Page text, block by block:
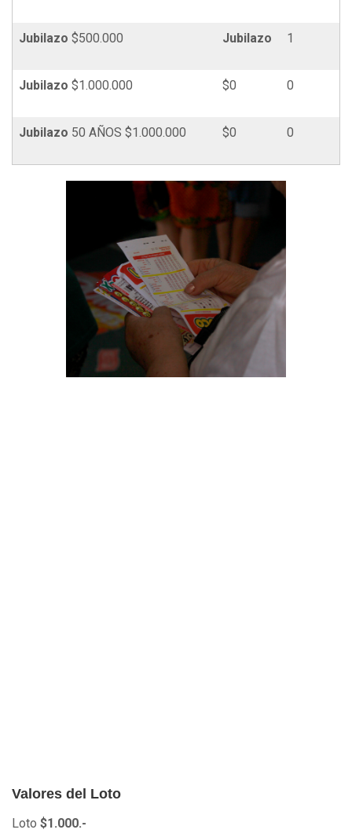
Jubilazo $500.000 Jubilazo 1
Jubilazo $1.000.000 $0 0
Jubilazo 50 AÑOS $1.000.000 $0 0
Valores del Loto
Loto $1.000.-